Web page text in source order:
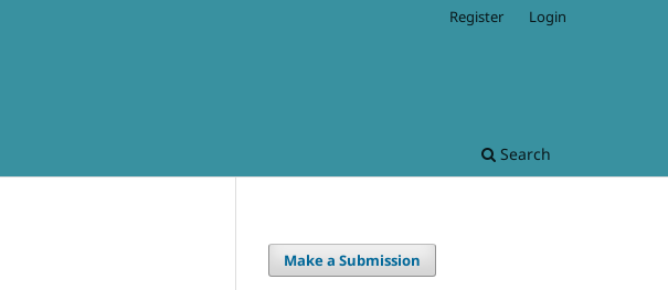
Search
Register Login
Make a Submission